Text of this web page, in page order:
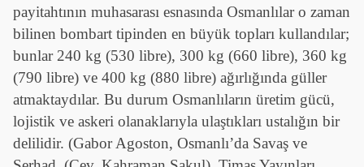
payitahtının muhasarası esnasında Osmanlılar o zaman
bilinen bombart tipinden en büyük topları kullandılar;
bunlar 240 kg (530 libre), 300 kg (660 libre), 360 kg
(790 libre) ve 400 kg (880 libre) ağırlığında güller
atmaktaydılar. Bu durum Osmanlıların üretim gücü,
lojistik ve askeri olanaklarıyla ulaştıkları ustalığın bir
delilidir. (Gabor Agoston, Osmanlı’da Savaş ve